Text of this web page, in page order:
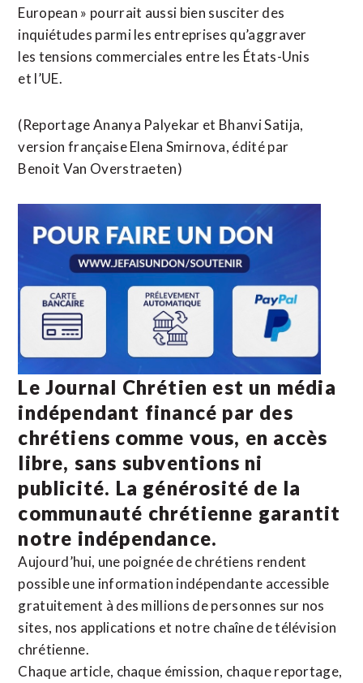
European » pourrait aussi bien susciter des
inquiétudes parmi les entreprises qu’aggraver
les tensions commerciales entre les États-Unis
et l’UE.
(Reportage ​Ananya Palyekar et Bhanvi Satija,
version française Elena Smirnova, ​édité par
Benoit Van Overstraeten)
Le Journal Chrétien est un média
indépendant financé par des
chrétiens comme vous, en accès
libre, sans subventions ni
publicité. La générosité de la
communauté chrétienne garantit
notre indépendance.
Aujourd’hui, une poignée de chrétiens rendent
possible une information indépendante accessible
gratuitement à des millions de personnes sur nos
sites, nos applications et notre chaîne de télévision
chrétienne.
Chaque article, chaque émission, chaque reportage,